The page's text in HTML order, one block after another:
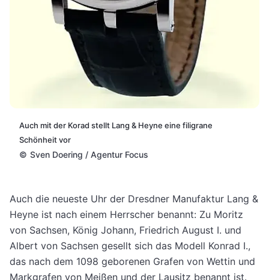
Auch mit der Korad stellt Lang & Heyne eine filigrane
Schönheit vor
© Sven Doering / Agentur Focus
Auch die neueste Uhr der Dresdner Manufaktur Lang &
Heyne ist nach einem Herrscher benannt: Zu Moritz
von Sachsen, König Johann, Friedrich August I. und
Albert von Sachsen gesellt sich das Modell Konrad I.,
das nach dem 1098 geborenen Grafen von Wettin und
Markgrafen von Meißen und der Lausitz benannt ist.